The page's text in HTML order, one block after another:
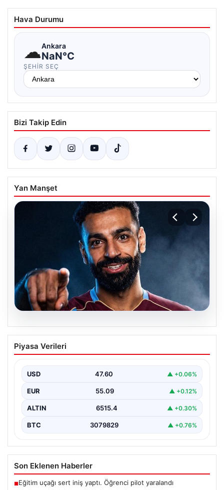
Hava Durumu
☁Ankara
NaN°C
ŞEHIR SEÇ
Bizi Takip Edin
Yan Manşet
05.08.2026
Mohamed Salah transferinin detayları
açıklandı!
Piyasa Verileri
USD 47.60 ▲ +0.06%
EUR 55.09 ▲ +0.12%
ALTIN 6515.4 ▲ +0.30%
BTC 3079829 ▲ +0.76%
Son Eklenen Haberler
■Eğitim uçağı sert iniş yaptı. Öğrenci pilot yaralandı